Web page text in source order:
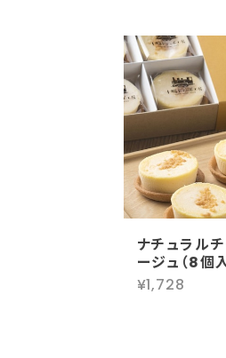
ナチュラル
ージュ（8個入
¥1,728